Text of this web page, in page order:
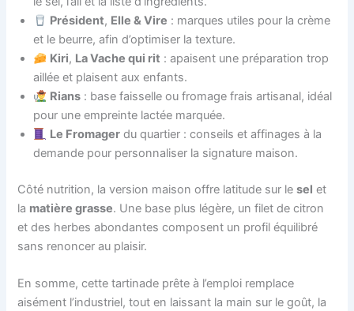
Président, Elle & Vire : marques utiles pour la crème
et le beurre, afin d’optimiser la texture.
Kiri, La Vache qui rit : apaisent une préparation trop
aillée et plaisent aux enfants.
Rians : base faisselle ou fromage frais artisanal, idéal
pour une empreinte lactée marquée.
Le Fromager du quartier : conseils et affinages à la
demande pour personnaliser la signature maison.
Côté nutrition, la version maison offre latitude sur lesel et
la matière grasse. Une base plus légère, un filet de citron
et des herbes abondantes composent un profil équilibré
sans renoncer au plaisir.
En somme, cette tartinade prête à l’emploi remplace
aisément l’industriel, tout en laissant la main sur le goût, la